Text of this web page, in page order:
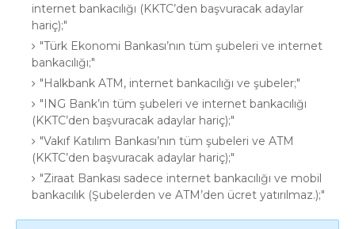
internet bankacılığı (KKTC’den başvuracak adaylar
hariç);
Türk Ekonomi Bankası’nın tüm şubeleri ve internet
bankacılığı;
Halkbank ATM, internet bankacılığı ve şubeler;
ING Bank’ın tüm şubeleri ve internet bankacılığı
(KKTC’den başvuracak adaylar hariç);
Vakıf Katılım Bankası’nın tüm şubeleri ve ATM
(KKTC’den başvuracak adaylar hariç);
Ziraat Bankası sadece internet bankacılığı ve mobil
bankacılık (Şubelerden ve ATM’den ücret yatırılmaz.);